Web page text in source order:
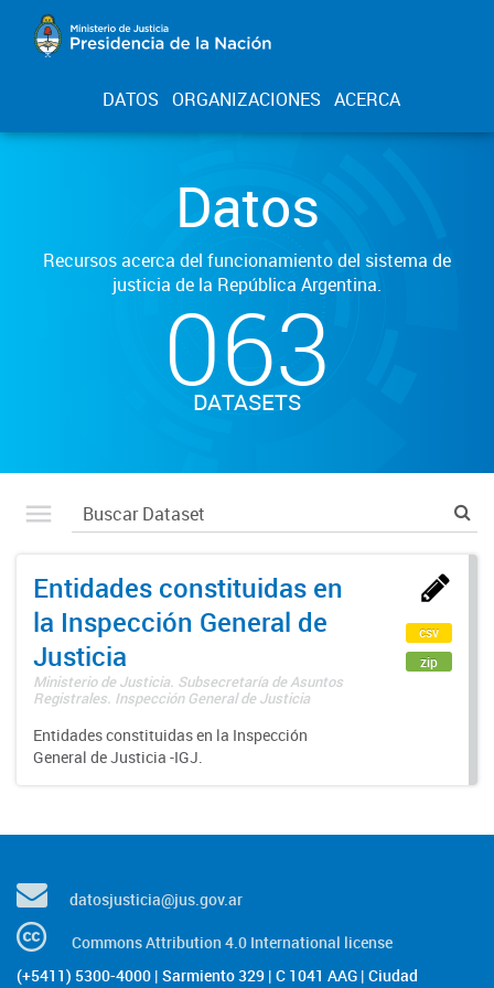
DATOS ORGANIZACIONES ACERCA
Datos
Recursos acerca del funcionamiento del sistema de
justicia de la República Argentina.
063
DATASETS
Entidades constituidas en
la Inspección General de
Justicia
Ministerio de Justicia. Subsecretaría de Asuntos
Registrales. Inspección General de Justicia
Entidades constituidas en la Inspección
General de Justicia -IGJ.
csv
zip
datosjusticia@jus.gov.ar
Commons Attribution 4.0 International license
(+5411) 5300-4000 | Sarmiento 329 | C 1041 AAG | Ciudad